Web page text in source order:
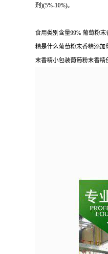
剂)(5%-10%)。
食用类别含量99% 葡萄粉
精是什么葡萄粉末香精添
末香精小包装葡萄粉末香精